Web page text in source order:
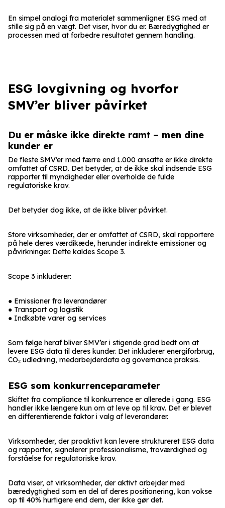
En simpel analogi fra materialet sammenligner ESG med at
stille sig på en vægt. Det viser, hvor du er. Bæredygtighed er
processen med at forbedre resultatet gennem handling.
ESG lovgivning og hvorfor
SMV’er bliver påvirket
Du er måske ikke direkte ramt – men dine
kunder er
De fleste SMV’er med færre end 1.000 ansatte er ikke direkte
omfattet af CSRD. Det betyder, at de ikke skal indsende ESG
rapporter til myndigheder eller overholde de fulde
regulatoriske krav.
Det betyder dog ikke, at de ikke bliver påvirket.
Store virksomheder, der er omfattet af CSRD, skal rapportere
på hele deres værdikæde, herunder indirekte emissioner og
påvirkninger. Dette kaldes Scope 3.
Scope 3 inkluderer:
● Emissioner fra leverandører
● Transport og logistik
● Indkøbte varer og services
Som følge heraf bliver SMV’er i stigende grad bedt om at
levere ESG data til deres kunder. Det inkluderer energiforbrug,
CO₂ udledning, medarbejderdata og governance praksis.
ESG som konkurrenceparameter
Skiftet fra compliance til konkurrence er allerede i gang. ESG
handler ikke længere kun om at leve op til krav. Det er blevet
en differentierende faktor i valg af leverandører.
Virksomheder, der proaktivt kan levere struktureret ESG data
og rapporter, signalerer professionalisme, troværdighed og
forståelse for regulatoriske krav.
Data viser, at virksomheder, der aktivt arbejder med
bæredygtighed som en del af deres positionering, kan vokse
op til 40% hurtigere end dem, der ikke gør det.